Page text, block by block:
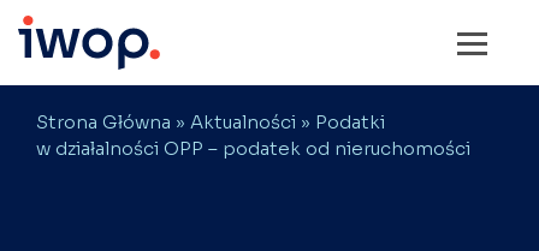
Strona Główna » Aktualności » Podatki
w działalności OPP – podatek od nieruchomości